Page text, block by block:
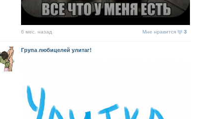
Мне нравится 3
6 мес. назад
Група любицелей улитаг!